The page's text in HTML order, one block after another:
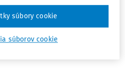
poukazuje na normatívne
144 ods. 2 ...
súborov cookie
súbory cookie